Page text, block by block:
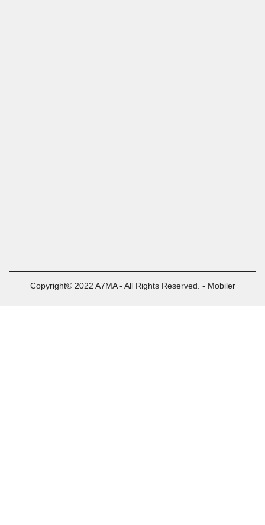
Copyright© 2022 A7MA - All Rights Reserved. - Mobiler